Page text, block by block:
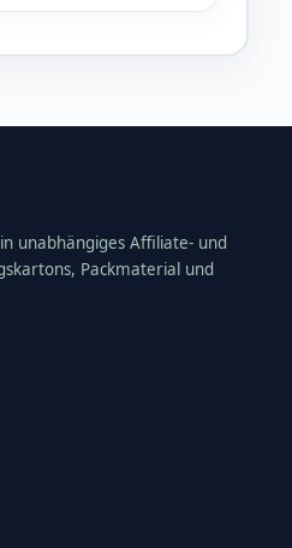
unabhängiges Affiliate- und
Packmaterial und